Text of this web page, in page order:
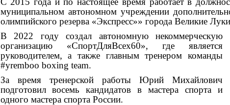
муниципальном автономном учреждении
олимпийского резерва «Экспресс»» города Великие
В 2022 году создал автономную некоммерческую
организацию «СпортДляВсех60», где является
руководителем, а также главным тренером команды
#yremboo boxing team.
За время тренерской работы Юрий Михайлович
подготовил восемь кандидатов в мастера спорта и
одного мастера спорта России.